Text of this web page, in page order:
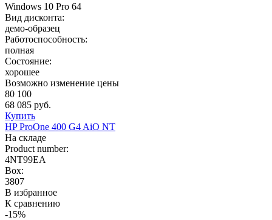
Windows 10 Pro 64
Вид дисконта:
демо-образец
Работоспособность:
полная
Состояние:
хорошее
Возможно изменение цены
80 100
68 085 руб.
Купить
HP ProOne 400 G4 AiO NT
На складе
Product number:
4NT99EA
Box:
3807
В избранное
К сравнению
-15%